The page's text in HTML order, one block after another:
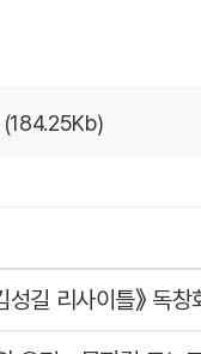
길 리사이틀》 독창